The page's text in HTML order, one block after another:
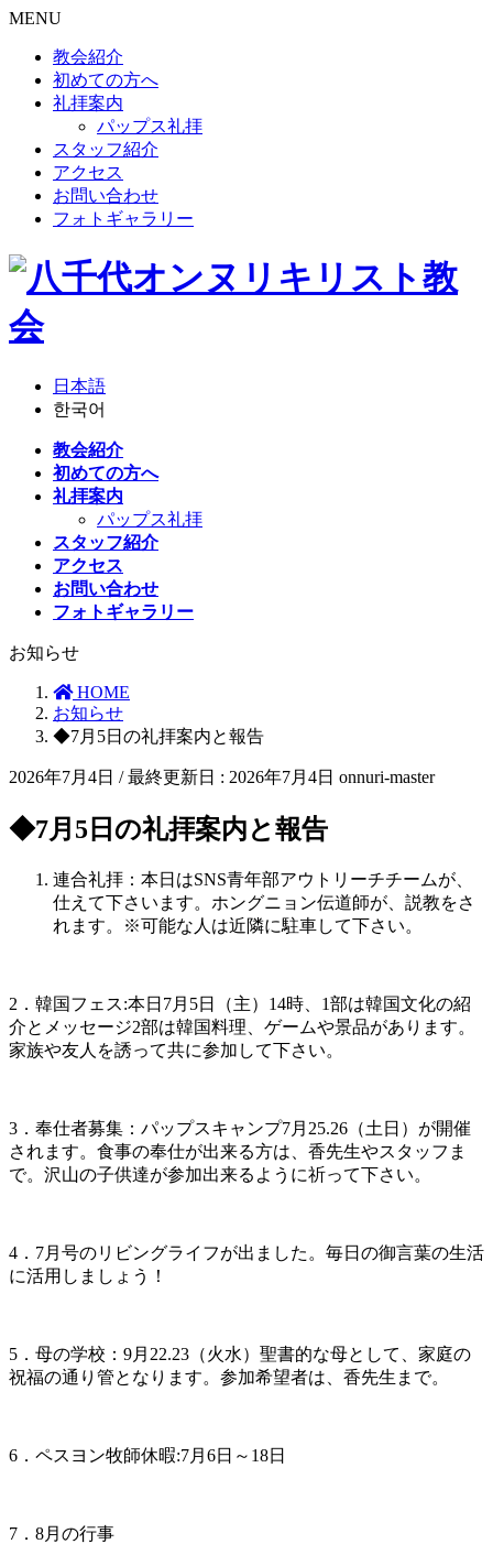
MENU
教会紹介
初めての方へ
礼拝案内
パップス礼拝
スタッフ紹介
アクセス
お問い合わせ
フォトギャラリー
日本語
한국어
教会紹介
初めての方へ
礼拝案内
パップス礼拝
スタッフ紹介
アクセス
お問い合わせ
フォトギャラリー
お知らせ
HOME
お知らせ
◆7月5日の礼拝案内と報告
2026年7月4日 / 最終更新日 : 2026年7月4日 onnuri-master
◆7月5日の礼拝案内と報告
連合礼拝：本日はSNS青年部アウトリーチチームが、
仕えて下さいます。ホングニョン伝道師が、説教をさ
れます。※可能な人は近隣に駐車して下さい。
2．韓国フェス:本日7月5日（主）14時、1部は韓国文化の紹
介とメッセージ2部は韓国料理、ゲームや景品があります。
家族や友人を誘って共に参加して下さい。
3．奉仕者募集：パップスキャンプ7月25.26（土日）が開催
されます。食事の奉仕が出来る方は、香先生やスタッフま
で。沢山の子供達が参加出来るように祈って下さい。
4．7月号のリビングライフが出ました。毎日の御言葉の生活
に活用しましょう！
5．母の学校：9月22.23（火水）聖書的な母として、家庭の
祝福の通り管となります。参加希望者は、香先生まで。
6．ペスヨン牧師休暇:7月6日～18日
7．8月の行事